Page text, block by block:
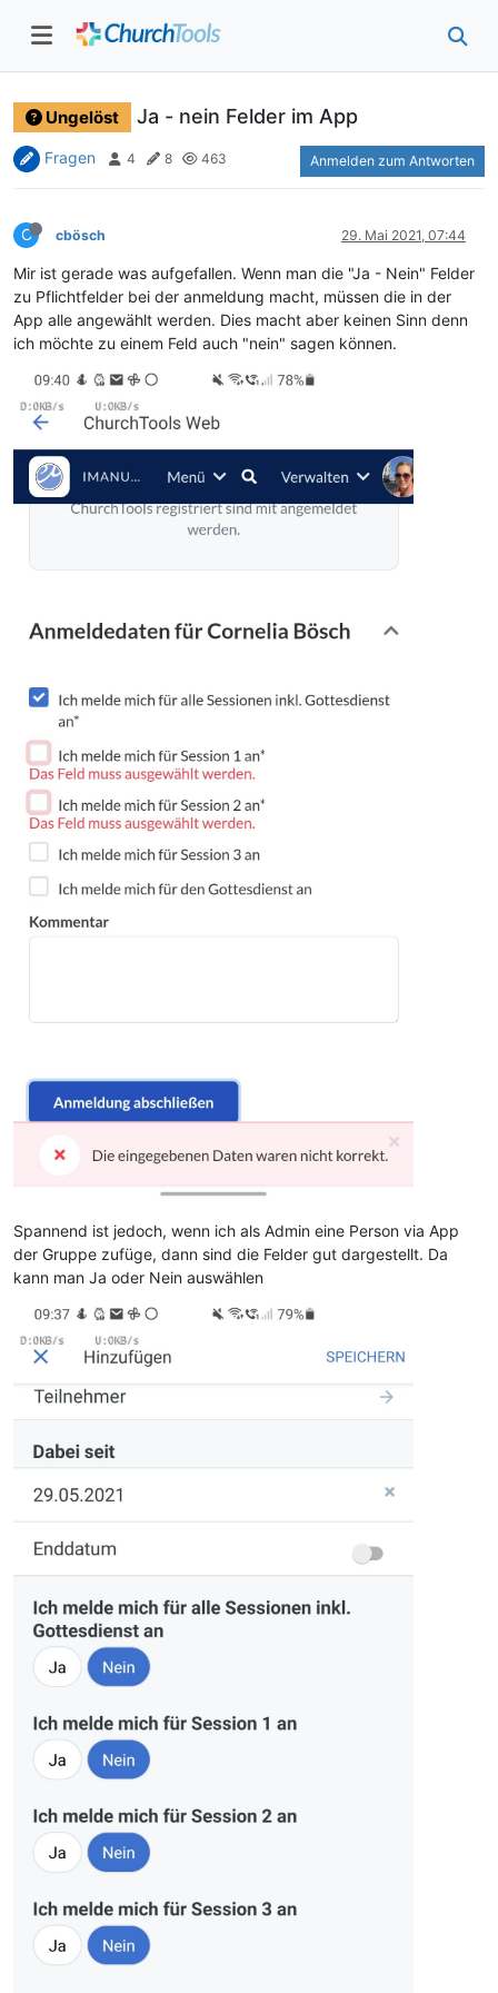
Ungelöst Ja - nein Felder im App
Fragen 4 8 463 Anmelden zum Antworten
C cbösch 29. Mai 2021, 07:44
Mir ist gerade was aufgefallen. Wenn man die "Ja - Nein" Felder
zu Pflichtfelder bei der anmeldung macht, müssen die in der
App alle angewählt werden. Dies macht aber keinen Sinn denn
ich möchte zu einem Feld auch "nein" sagen können.
Spannend ist jedoch, wenn ich als Admin eine Person via App
der Gruppe zufüge, dann sind die Felder gut dargestellt. Da
kann man Ja oder Nein auswählen